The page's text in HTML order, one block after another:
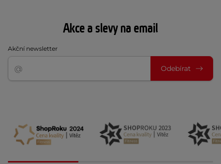
Akce a slevy na email
Akční newsletter
Odebírat